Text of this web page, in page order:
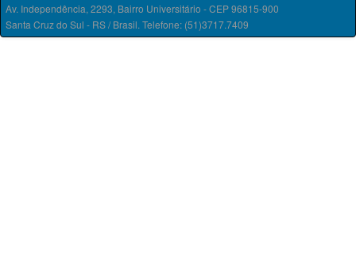
Av. Independência, 2293, Bairro Universitário - CEP 96815-900
Santa Cruz do Sul - RS / Brasil. Telefone: (51)3717.7409